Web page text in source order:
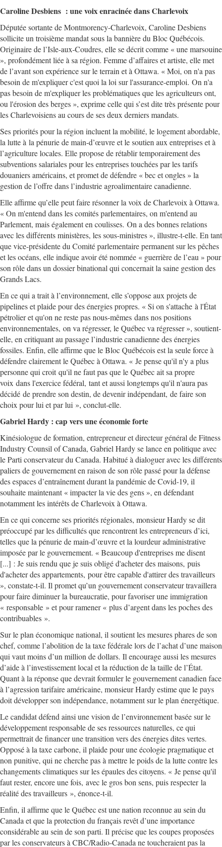
Caroline Desbiens : une voix enracinée dans Charlevoix
Députée sortante de Montmorency-Charlevoix, Caroline Desbiens
sollicite un troisième mandat sous la bannière du Bloc Québécois.
Originaire de l’Isle-aux-Coudres, elle se décrit comme « une marsouine
», profondément liée à sa région. Femme d’affaires et artiste, elle met
de l’avant son expérience sur le terrain et à Ottawa. « Moi, on n'a pas
besoin de m'expliquer c'est quoi la loi sur l'assurance-emploi. On n'a
pas besoin de m'expliquer les problématiques que les agriculteurs ont,
ou l'érosion des berges », exprime celle qui s’est dite très présente pour
les Charlevoisiens au cours de ses deux derniers mandats.
Ses priorités pour la région incluent la mobilité, le logement abordable,
la lutte à la pénurie de main-d’œuvre et le soutien aux entreprises et à
l’agriculture locales. Elle propose de rétablir temporairement des
subventions salariales pour les entreprises touchées par les tarifs
douaniers américains, et promet de défendre « bec et ongles » la
gestion de l’offre dans l’industrie agroalimentaire canadienne.
Elle affirme qu’elle peut faire résonner la voix de Charlevoix à Ottawa.
« On m'entend dans les comités parlementaires, on m'entend au
Parlement, mais également en coulisses. On a des bonnes relations
avec les différents ministères, les sous-ministres », illustre-t-elle. En tant
que vice-présidente du Comité parlementaire permanent sur les pêches
et les océans, elle indique avoir été nommée « guerrière de l’eau » pour
son rôle dans un dossier binational qui concernait la saine gestion des
Grands Lacs.
En ce qui a trait à l’environnement, elle s’oppose aux projets de
pipelines et plaide pour des énergies propres. « Si on s'attache à l'État
pétrolier et qu'on ne reste pas nous-mêmes dans nos positions
environnementales, on va régresser, le Québec va régresser », soutient-
elle, en critiquant au passage l’industrie canadienne des énergies
fossiles. Enfin, elle affirme que le Bloc Québécois est la seule force à
défendre clairement le Québec à Ottawa. « Je pense qu'il n'y a plus
personne qui croit qu'il ne faut pas que le Québec ait sa propre
voix dans l'exercice fédéral, tant et aussi longtemps qu'il n'aura pas
décidé de prendre son destin, de devenir indépendant, de faire son
choix pour lui et par lui », conclut-elle.
Gabriel Hardy : cap vers une économie forte
Kinésiologue de formation, entrepreneur et directeur général de Fitness
Industry Counsil of Canada, Gabriel Hardy se lance en politique avec
le Parti conservateur du Canada. Habitué à dialoguer avec les différents
paliers de gouvernement en raison de son rôle passé pour la défense
des espaces d’entraînement durant la pandémie de Covid-19, il
souhaite maintenant « impacter la vie des gens », en défendant
notamment les intérêts de Charlevoix à Ottawa.
En ce qui concerne ses priorités régionales, monsieur Hardy se dit
préoccupé par les difficultés que rencontrent les entrepreneurs d’ici,
telles que la pénurie de main-d’œuvre et la lourdeur administrative
imposée par le gouvernement. « Beaucoup d'entreprises me disent
[...] : Je suis rendu que je suis obligé d'acheter des maisons, puis
d'acheter des appartements, pour être capable d'attirer des travailleurs
», constate-t-il. Il promet qu’un gouvernement conservateur travaillera
pour faire diminuer la bureaucratie, pour favoriser une immigration
« responsable » et pour ramener « plus d’argent dans les poches des
contribuables ».
Sur le plan économique national, il soutient les mesures phares de son
chef, comme l’abolition de la taxe fédérale lors de l’achat d’une maison
qui vaut moins d’un million de dollars. Il encourage aussi les mesures
d’aide à l’investissement local et la réduction de la taille de l’État.
Quant à la réponse que devrait formuler le gouvernement canadien face
à l’agression tarifaire américaine, monsieur Hardy estime que le pays
doit développer son indépendance, notamment sur le plan énergétique.
Le candidat défend ainsi une vision de l’environnement basée sur le
développement responsable de ses ressources naturelles, ce qui
permettrait de financer une transition vers des énergies dites vertes.
Opposé à la taxe carbone, il plaide pour une écologie pragmatique et
non punitive, qui ne cherche pas à mettre le poids de la lutte contre les
changements climatiques sur les épaules des citoyens. « Je pense qu'il
faut rester, encore une fois, avec le gros bon sens, puis respecter la
réalité des travailleurs », énonce-t-il.
Enfin, il affirme que le Québec est une nation reconnue au sein du
Canada et que la protection du français revêt d’une importance
considérable au sein de son parti. Il précise que les coupes proposées
par les conservateurs à CBC/Radio-Canada ne toucheraient pas la